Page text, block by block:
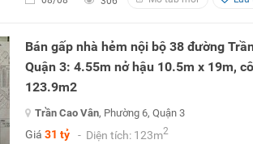
Bán gấp nhà hẻm nội bộ 38 đường
Quận 3: 4.55m nở hậu 10.5m x 19m,
123.9m2
Trần Cao Vân, Phường 6, Quận 3
Giá 31 tỷ - Diện tích: 123m2